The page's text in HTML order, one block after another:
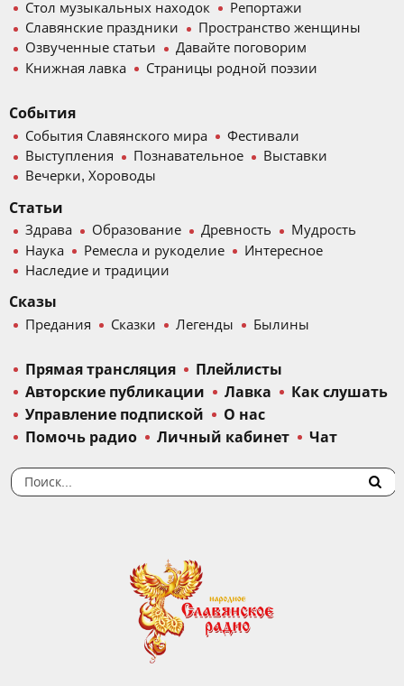
Стол музыкальных находок
Репортажи
Славянские праздники
Пространство женщины
Озвученные статьи
Давайте поговорим
Книжная лавка
Страницы родной поэзии
События
События Славянского мира
Фестивали
Выступления
Познавательное
Выставки
Вечерки, Хороводы
Статьи
Здрава Образование Древность
Мудрость
Наука
Ремесла и рукоделие
Интересное
Наследие и традиции
Сказы
Предания Сказки Легенды Былины
Прямая трансляция
Плейлисты
Авторские публикации
Лавка
Как слушать
Управление подпиской
О нас
Помочь радио
Личный кабинет Чат